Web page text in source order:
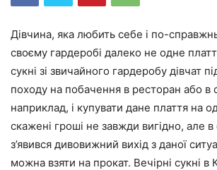
Дівчина, яка любить себе і по-
своєму гардеробі далеко не одне
сукні зі звичайного гардеробу дівчат
походу на побачення в ресторан або в
наприклад, і купувати дане плаття на
скажені гроші не завжди вигідно, але
з’явився дивовижний вихід з даної
можна взяти на прокат. Вечірні сукні в